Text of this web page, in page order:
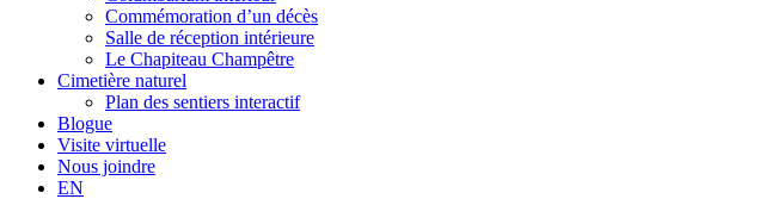
Commémoration d’un décès
Salle de réception intérieure
Le Chapiteau Champêtre
Cimetière naturel
Plan des sentiers interactif
Blogue
Visite virtuelle
Nous joindre
EN